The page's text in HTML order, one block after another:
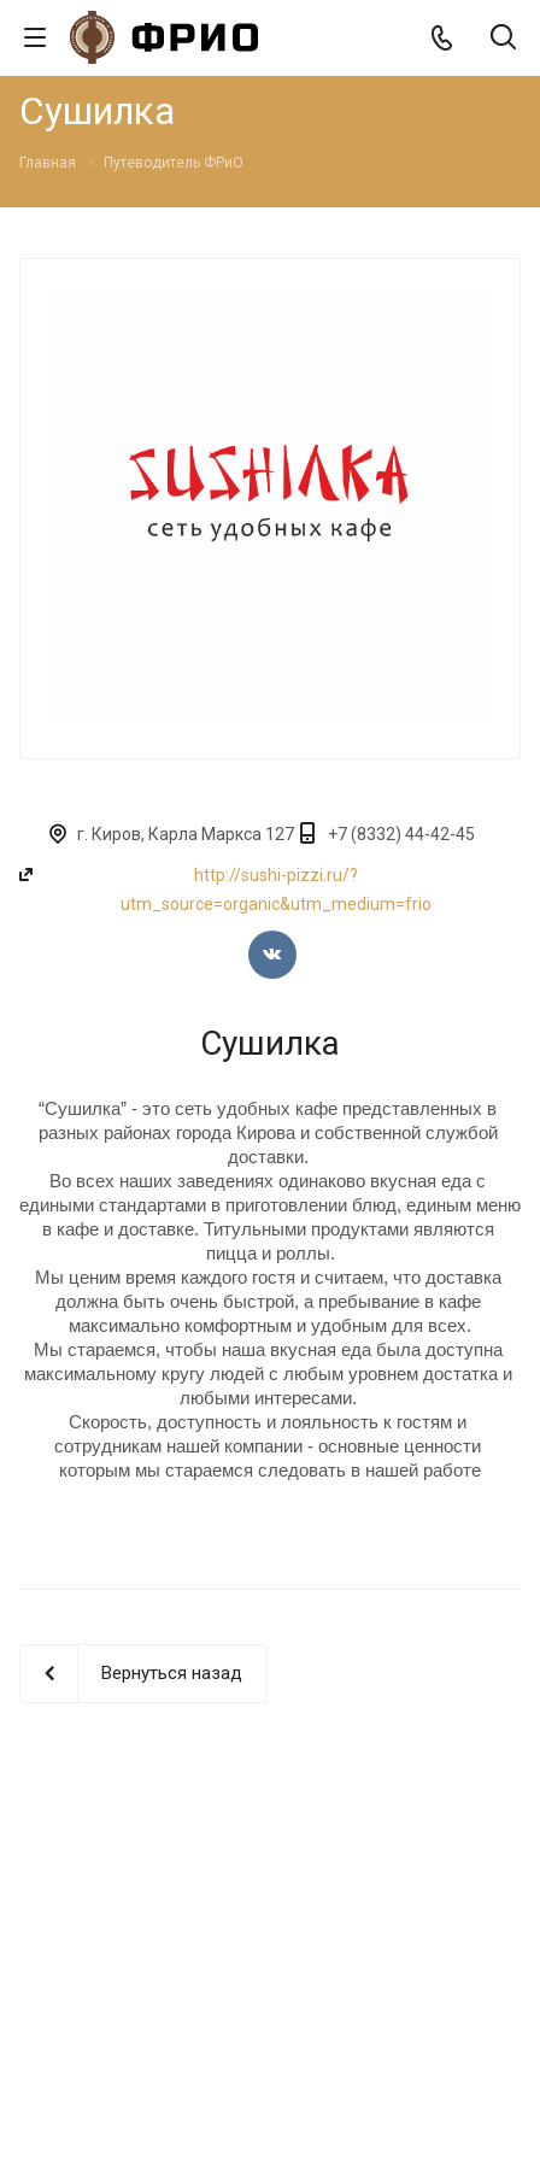
Сушилка
Главная Путеводитель ФРиО
г. Киров, Карла Маркса 127 +7 (8332) 44-42-45
http://sushi-pizzi.ru/?
utm_source=organic&utm_medium=frio
Сушилка
“Сушилка” - это сеть удобных кафе представленных в
разных районах города Кирова и собственной службой
доставки.
Во всех наших заведениях одинаково вкусная еда с
едиными стандартами в приготовлении блюд, единым меню
в кафе и доставке. Титульными продуктами являются
пицца и роллы.
Мы ценим время каждого гостя и считаем, что доставка
должна быть очень быстрой, а пребывание в кафе
максимально комфортным и удобным для всех.
Мы стараемся, чтобы наша вкусная еда была доступна
максимальному кругу людей с любым уровнем достатка и
любыми интересами.
Скорость, доступность и лояльность к гостям и
сотрудникам нашей компании - основные ценности
которым мы стараемся следовать в нашей работе
Вернуться назад